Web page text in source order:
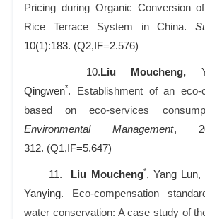
Pricing during Organic Conversion
Rice Terrace System in China.
10(1):183. (Q2,IF=2.576)
10.Liu Moucheng,
Qingwen*. Establishment of an eco-
based on eco-services
Environmental Management,
312. (Q1,IF=5.647)
11. Liu Moucheng*, Yang Lun,
Yanying. Eco-compensation
water conservation: A case study of